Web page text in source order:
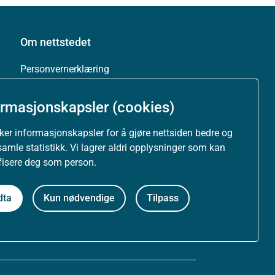
(cookies)
informasjonskapsler for å gjøre nettsiden bedre og
statistikk. Vi lagrer aldri opplysninger som kan
deg som person.
Kun nødvendige Tilpass
Om nettstedet
Personvernerklæring
Tilgjengelighetserklæring (uustatus.no)
Besøksstatistikk og informasjonskapsler
Nyhetsvarsel og abonnement
Åpne data (API)